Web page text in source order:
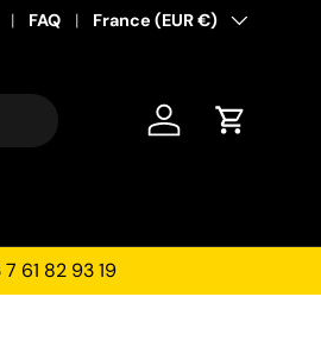
FAQ Pays
France (EUR €)
Se connecter
Panier
7 61 82 93 19